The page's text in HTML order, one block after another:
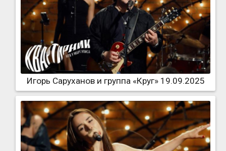
Игорь Саруханов и группа «Круг» 19.09.2025